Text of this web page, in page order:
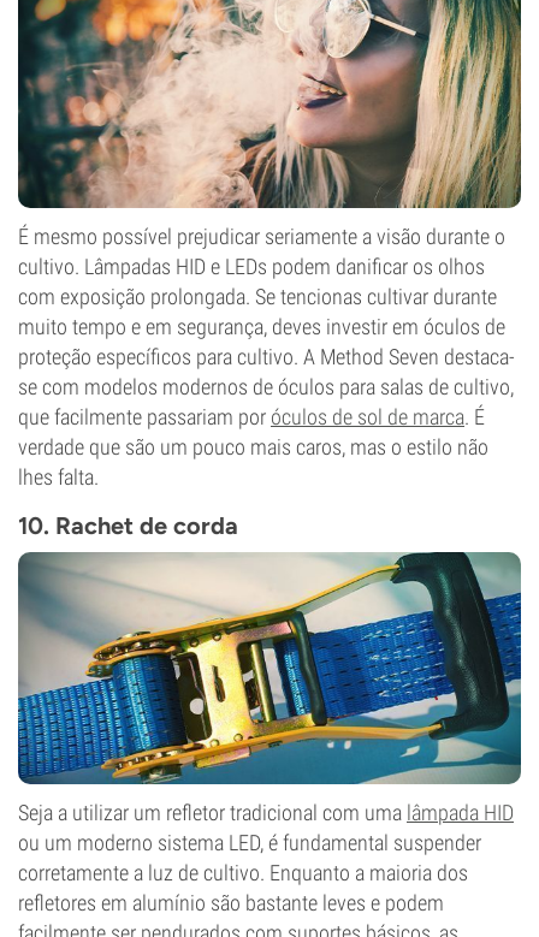
É mesmo possível prejudicar seriamente a visão durante o
cultivo. Lâmpadas HID e LEDs podem danificar os olhos
com exposição prolongada. Se tencionas cultivar durante
muito tempo e em segurança, deves investir em óculos de
proteção específicos para cultivo. A Method Seven destaca-
se com modelos modernos de óculos para salas de cultivo,
que facilmente passariam por óculos de sol de marca. É
verdade que são um pouco mais caros, mas o estilo não
lhes falta.
10. Rachet de corda
Seja a utilizar um refletor tradicional com uma lâmpada HID
ou um moderno sistema LED, é fundamental suspender
corretamente a luz de cultivo. Enquanto a maioria dos
refletores em alumínio são bastante leves e podem